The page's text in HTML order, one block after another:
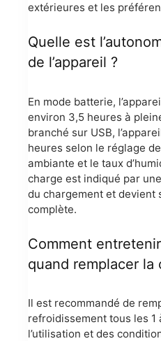
extérieures et les
Quelle est
de l’appareil ?
En mode batterie,
environ 3,5 heures à
branché sur USB,
heures selon le réglage
ambiante et le taux
charge est indiqué par
du chargement et devient
complète.
Comment
quand remplacer la
Il est recommandé de
refroidissement tous les 1
l’utilisation et des